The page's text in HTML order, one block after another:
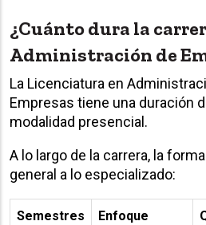
¿Cuánto dura la
Administración de
La Licenciatura en
Empresas tiene una duración
modalidad presencial.
A lo largo de la carrera, la
general a lo especializado:
Semestres
Enfoque